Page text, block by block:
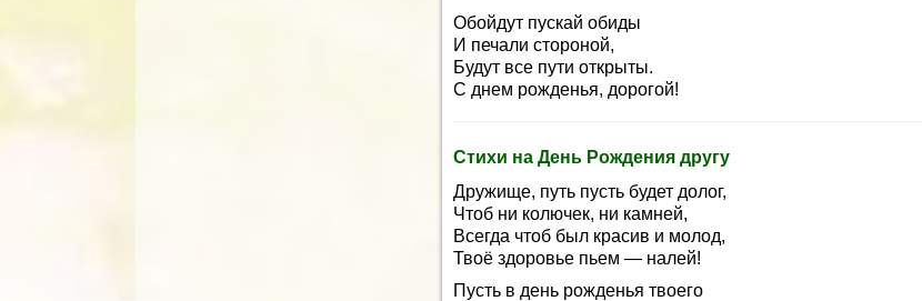
Обойдут пускай обиды
И печали стороной,
Будут все пути открыты.
С днем рожденья, дорогой!
Стихи на День Рождения другу
Дружище, путь пусть будет долог,
Чтоб ни колючек, ни камней,
Всегда чтоб был красив и молод,
Твоё здоровье пьем — налей!
Пусть в день рожденья твоего